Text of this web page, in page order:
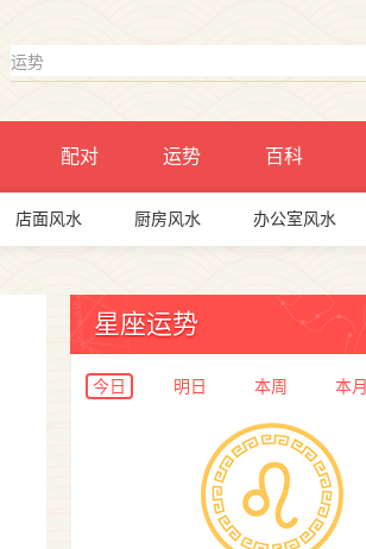
配对 运势 百科
店面风水 厨房风水 办公室风水
星座运势
今日 明日 本周 本月